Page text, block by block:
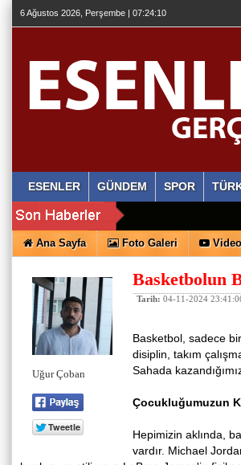
6 Ağustos 2026, Perşembe | 07:24:11
ESENLER GÜNDEM SPOR
Ana Sayfa Foto Galeri
Uğur Çoban
Basketbolun
Tarih: 04-11-2024
Basketbol, sadece
disiplin, takım
Sahada
Çocukluğumuzun
Hepimizin aklında,
vardır. Michael